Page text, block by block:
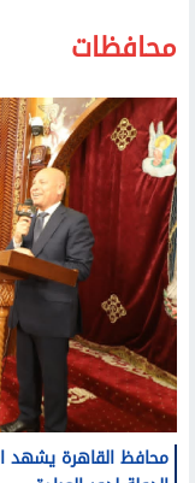
محافظات
محافظ القاهرة يشهد
الدولة لدور العبادة